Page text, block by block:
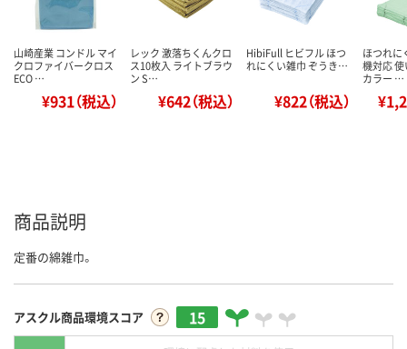
山崎産業 コンドル マイ
クロファイバークロス
ECO …
¥931（税込）
レック 激落ちくんクロ
ス10枚入 ライトブラウ
ン S…
¥642（税込）
HibiFull ヒビフル ほつ
れにくい雑巾 ぞうき…
¥822（税込）
ほつれに
機対応
カラー …
商品説明
定番の綿雑巾。
アスクル商品環境スコア 15